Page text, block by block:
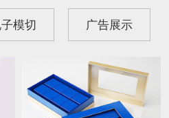
模切 广告展示